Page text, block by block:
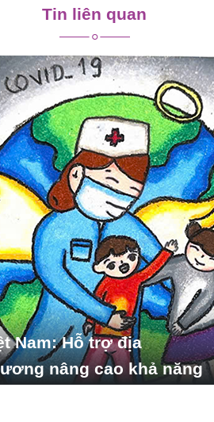
Tin liên quan
Nam: Hỗ trợ địa
nâng cao khả năng